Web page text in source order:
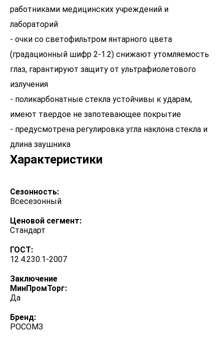
работниками медицинских учреждений и
лабораторий
- очки со светофильтром янтарного цвета
(градационный шифр 2-1.2) снижают утомляемость
глаз, гарантируют защиту от ультрафиолетового
излучения
- поликарбонатные стекла устойчивы к ударам,
имеют твердое не запотевающее покрытие
- предусмотрена регулировка угла наклона стекла и
длина заушника
Характеристики
Сезонность:
Всесезонный
Ценовой сегмент:
Стандарт
ГОСТ:
12.4.230.1-2007
Заключение
МинПромТорг:
Да
Бренд:
РОСОМЗ